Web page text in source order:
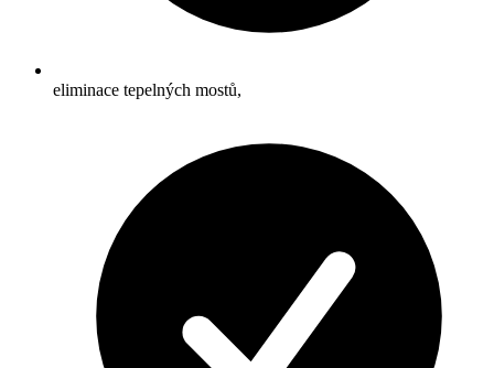
eliminace tepelných mostů,